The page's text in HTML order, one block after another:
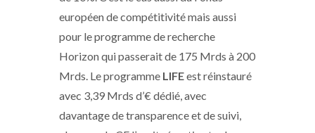
européen de compétitivité mais aussi
pour le programme de recherche
Horizon qui passerait de 175 Mrds à 200
Mrds. Le programme LIFEest réinstauré
avec 3,39 Mrds d’€ dédié, avec
davantage de transparence et de suivi,